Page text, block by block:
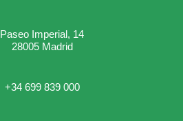
Paseo Imperial, 14
28005 Madrid
+34 699 839 000